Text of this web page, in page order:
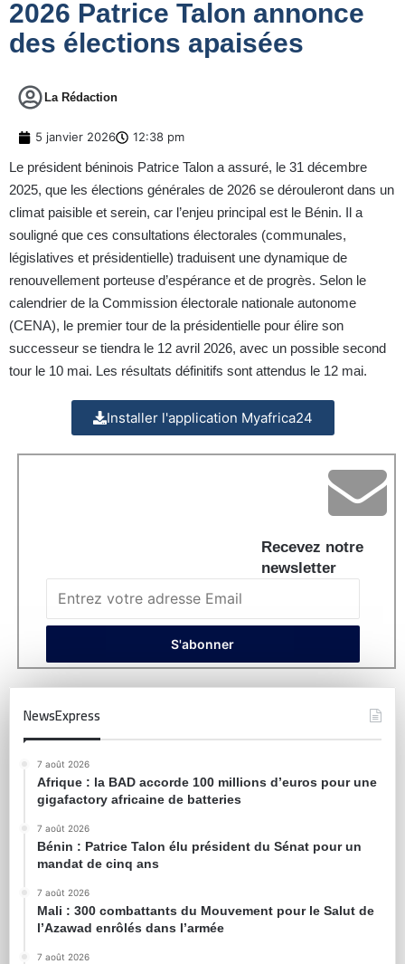
2026 Patrice Talon annonce
des élections apaisées
La Rédaction
5 janvier 2026 12:38 pm
Le président béninois Patrice Talon a assuré, le 31 décembre
2025, que les élections générales de 2026 se dérouleront dans un
climat paisible et serein, car l’enjeu principal est le Bénin. Il a
souligné que ces consultations électorales (communales,
législatives et présidentielle) traduisent une dynamique de
renouvellement porteuse d’espérance et de progrès. Selon le
calendrier de la Commission électorale nationale autonome
(CENA), le premier tour de la présidentielle pour élire son
successeur se tiendra le 12 avril 2026, avec un possible second
tour le 10 mai. Les résultats définitifs sont attendus le 12 mai.
Installer l'application Myafrica24
Recevez notre
newsletter
NewsExpress
7 août 2026
Afrique : la BAD accorde 100 millions d’euros pour une
gigafactory africaine de batteries
7 août 2026
Bénin : Patrice Talon élu président du Sénat pour un
mandat de cinq ans
7 août 2026
Mali : 300 combattants du Mouvement pour le Salut de
l’Azawad enrôlés dans l’armée
7 août 2026